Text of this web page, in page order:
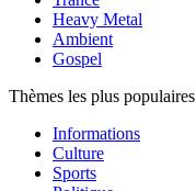
Heavy Metal
Ambient
Gospel
Thèmes les plus populaires
Informations
Culture
Sports